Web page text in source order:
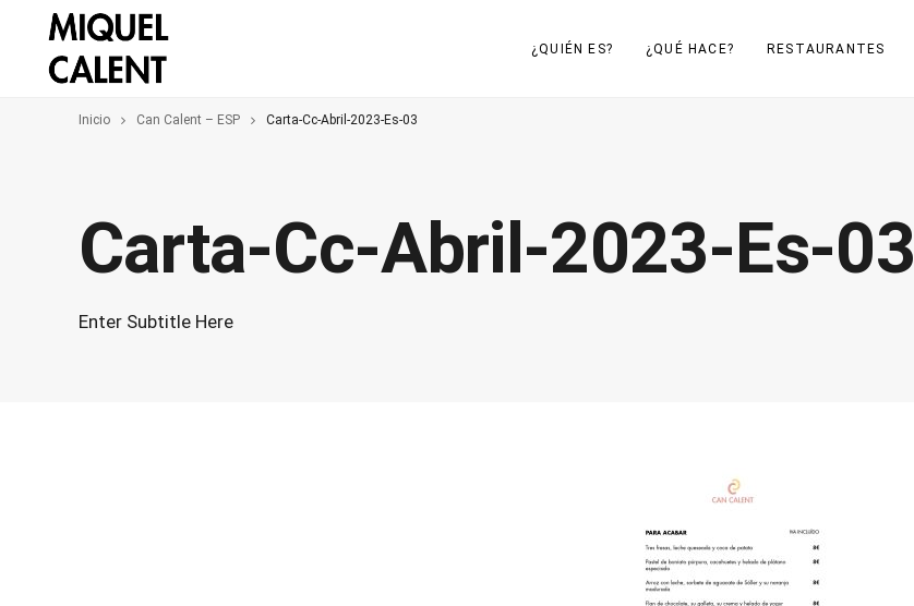
¿QUIÉN ES? ¿QUÉ HACE? RESTAURANTES
Inicio Can Calent – ESP Carta-Cc-Abril-2023-Es-03
Carta-Cc-Abril-2023-Es-03
Enter Subtitle Here